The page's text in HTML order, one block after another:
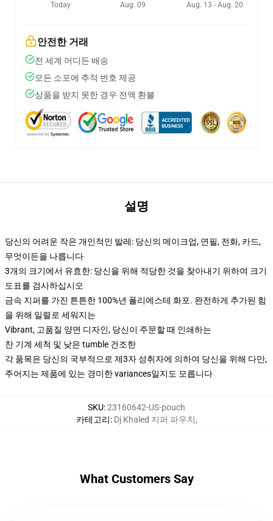
Today
Aug. 09
Aug. 13 - Aug. 20
안전한 거래
전 세계 어디든 배송
모든 소포에 추적 번호 제공
상품을 받지 못한 경우 전액 환불
설명
당신의 어려운 작은 개인적인 발레: 당신의 메이크업, 연필, 전화, 카드,
무엇이든을 나릅니다
3개의 크기에서 유효한: 당신을 위해 적당한 것을 찾아내기 위하여 크기
도표를 검사하십시오
금속 지퍼를 가진 튼튼한 100%년 폴리에스테 화포. 완전하게 추가된 힘
을 위해 일렬로 세워지는
Vibrant, 고품질 양면 디자인, 당신이 주문할 때 인쇄하는
찬 기계 세척 및 낮은 tumble 건조한
각 품목은 당신의 국부적으로 제3자 성취자에 의하여 당신을 위해 다만,
주어지는 제품에 있는 경미한 variances일지도 모릅니다
SKU:23160642-US-pouch
카테고리: Dj Khaled 지퍼 파우치,
What Customers Say